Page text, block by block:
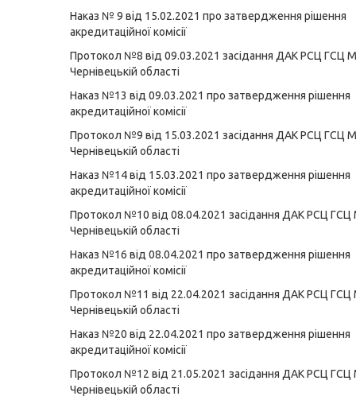
Наказ № 9 від 15.02.2021 про затвердження рішення
акредитаційної комісії
Протокол №8 від 09.03.2021 засідання ДАК РСЦ ГСЦ
Чернівецькій області
Наказ №13 від 09.03.2021 про затвердження рішення
акредитаційної комісії
Протокол №9 від 15.03.2021 засідання ДАК РСЦ ГСЦ
Чернівецькій області
Наказ №14 від 15.03.2021 про затвердження рішення
акредитаційної комісії
Протокол №10 від 08.04.2021 засідання ДАК РСЦ
Чернівецькій області
Наказ №16 від 08.04.2021 про затвердження рішення
акредитаційної комісії
Протокол №11 від 22.04.2021 засідання ДАК РСЦ
Чернівецькій області
Наказ №20 від 22.04.2021 про затвердження рішення
акредитаційної комісії
Протокол №12 від 21.05.2021 засідання ДАК РСЦ
Чернівецькій області